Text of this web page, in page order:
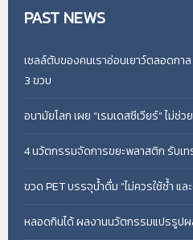
PAST NEWS
เซลล์ตับของคนเราอ่อนเยาว์ตลอดกา
3 ขวบ
อนามัยโลก เผย “เรมเดสซีเวียร์” ไม่ช่
4 นวัตกรรมจัดการขยะพลาสติก รับเท
ขวด PET บรรจุน้ำดื่ม “ไม่ควรใช้ซ้ำ แ
หลอดกินได้ ผลงานนวัตกรรมแปรรูป